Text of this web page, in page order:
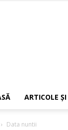
ARTICOLE
Data nuntii